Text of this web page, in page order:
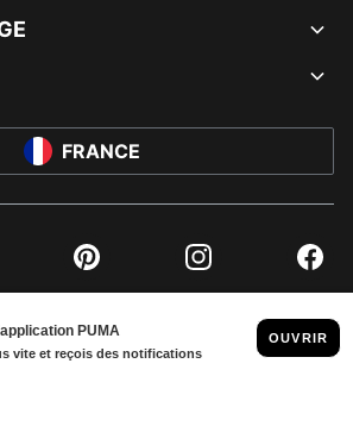
FRANCE
Pinterest Instagram
EUROPE GMBH, 2026. TOUS DROITS RÉSERVÉS
MENTIONS ET DONNÉES LÉGALES